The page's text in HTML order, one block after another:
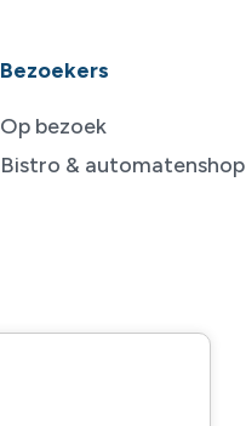
Bezoekers
Op bezoek
Bistro & automatenshop